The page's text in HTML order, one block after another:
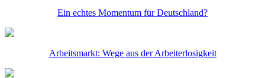
Ein echtes Momentum für Deutschland?
Arbeitsmarkt: Wege aus der Arbeiterlosigkeit